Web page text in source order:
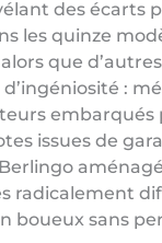
des écarts
les quinze
que
:
embarqués
issues de
radicalement
boueux sans